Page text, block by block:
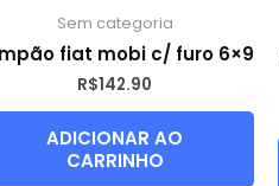
Sem categoria
fiat mobi c/ furo 6×9
R$142.90
ADICIONAR AO
CARRINHO